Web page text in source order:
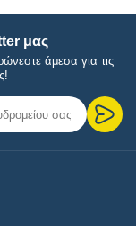
μας
άμεσα για τις